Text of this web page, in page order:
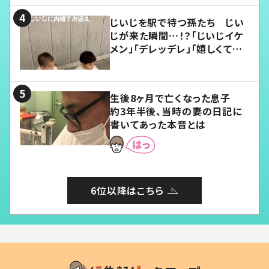
じいじを駅で待つ孫たち じい
じが来た瞬間…！？「じいじイケ
メン」「デレッデレ」「嬉しくて可
生後8ヶ月で亡くなった息子
約3年半後、当時の妻の日記に
書いてあった本音とは
6位以降はこちら